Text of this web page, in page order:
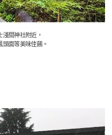
間神社附近，
面等美味佳餚。